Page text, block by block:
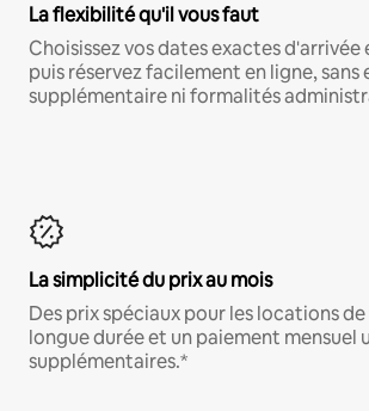
La flexibilité qu'il vous faut
Choisissez vos dates exactes
puis réservez facilement en ligne,
supplémentaire ni formalités
La simplicité du prix au mois
Des prix spéciaux pour les locations
longue durée et un paiement mensuel
supplémentaires.*